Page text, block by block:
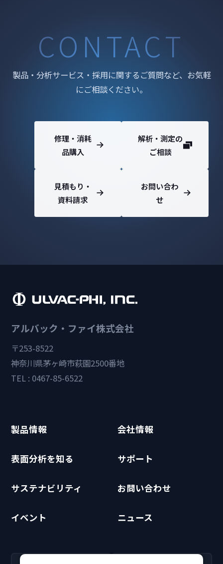
CONTACT
製品・分析サービス・採用に関するご質問など、お気軽
にご相談ください。
修理・消耗
品購入
解析・測定の
ご相談
見積もり・
資料請求
お問い合わ
せ
アルバック・ファイ株式会社
〒253-8522
神奈川県茅ヶ崎市萩園2500番地
TEL : 0467-85-6522
製品情報 会社情報
表面分析を知る サポート
サステナビリティ お問い合わせ
イベント ニュース